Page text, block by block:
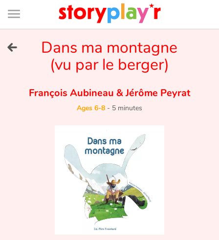
Connexion
Bibliothèque
de
page
Try for free
Tales and classics in french
Fable, myth, literature and poetry
Dans ma montagne
(vu par le berger)
François Aubineau &Jérôme Peyrat
Ages 6-8 - 5 minutes